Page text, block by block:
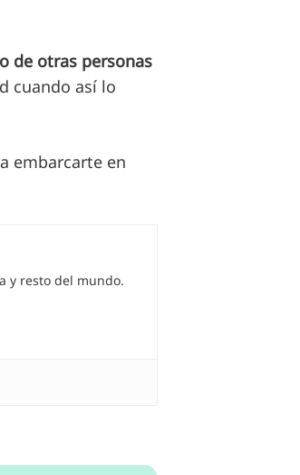
de otras personas
cuando así lo
embarcarte en
y resto del mundo.